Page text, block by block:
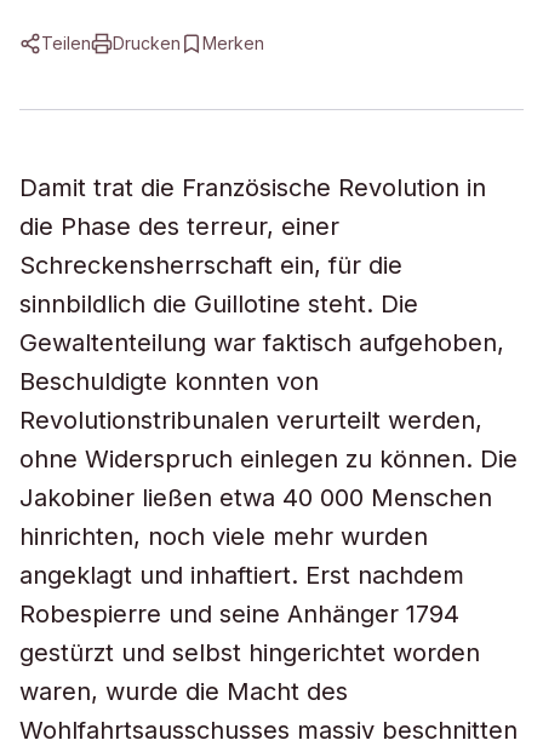
Teilen Drucken Merken
Damit trat die Französische Revolution in
die Phase des terreur, einer
Schreckensherrschaft ein, für die
sinnbildlich die Guillotine steht. Die
Gewaltenteilung war faktisch aufgehoben,
Beschuldigte konnten von
Revolutionstribunalen verurteilt werden,
ohne Widerspruch einlegen zu können. Die
Jakobiner ließen etwa 40 000 Menschen
hinrichten, noch viele mehr wurden
angeklagt und inhaftiert. Erst nachdem
Robespierre und seine Anhänger 1794
gestürzt und selbst hingerichtet worden
waren, wurde die Macht des
Wohlfahrtsausschusses massiv beschnitten